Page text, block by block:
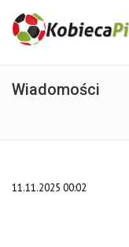
Wiadomości
11.11.2025 00:02